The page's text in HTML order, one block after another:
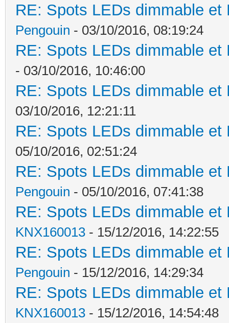
RE: Spots LEDs dimmable
Pengouin - 03/10/2016, 08:19:24
RE: Spots LEDs dimmable
- 03/10/2016, 10:46:00
RE: Spots LEDs dimmable
03/10/2016, 12:21:11
RE: Spots LEDs dimmable
05/10/2016, 02:51:24
RE: Spots LEDs dimmable
Pengouin - 05/10/2016, 07:41:38
RE: Spots LEDs dimmable
KNX160013 - 15/12/2016, 14:22:55
RE: Spots LEDs dimmable
Pengouin - 15/12/2016, 14:29:34
RE: Spots LEDs dimmable
KNX160013 - 15/12/2016, 14:54:48